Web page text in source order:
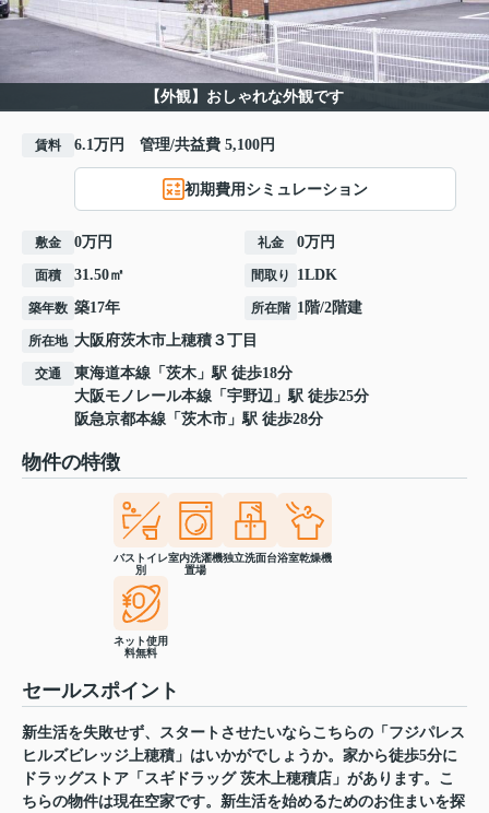
【外観】おしゃれな外観です
賃料 6.1万円 管理/共益費 5,100円
初期費用シミュレーション
敷金 0万円 礼金 0万円
面積 31.50㎡ 間取り 1LDK
築年数 築17年 所在階 1階/2階建
所在地 大阪府茨木市上穂積 ３丁目
交通 東海道本線 「 茨木 」駅 徒歩18分
大阪モノレール本線 「 宇野辺 」駅 徒歩25分
阪急京都本線 「 茨木市 」駅 徒歩28分
物件の特徴
バストイレ
別
室内洗濯機
置場
独立洗面台浴室乾燥機
ネット使用
料無料
セールスポイント
新生活を失敗せず、スタートさせたいならこちらの「フジパレス
ヒルズビレッジ上穂積」はいかがでしょうか。家から徒歩5分に
ドラッグストア「スギドラッグ 茨木上穂積店」があります。こ
ちらの物件は現在空家です。新生活を始めるためのお住まいを探